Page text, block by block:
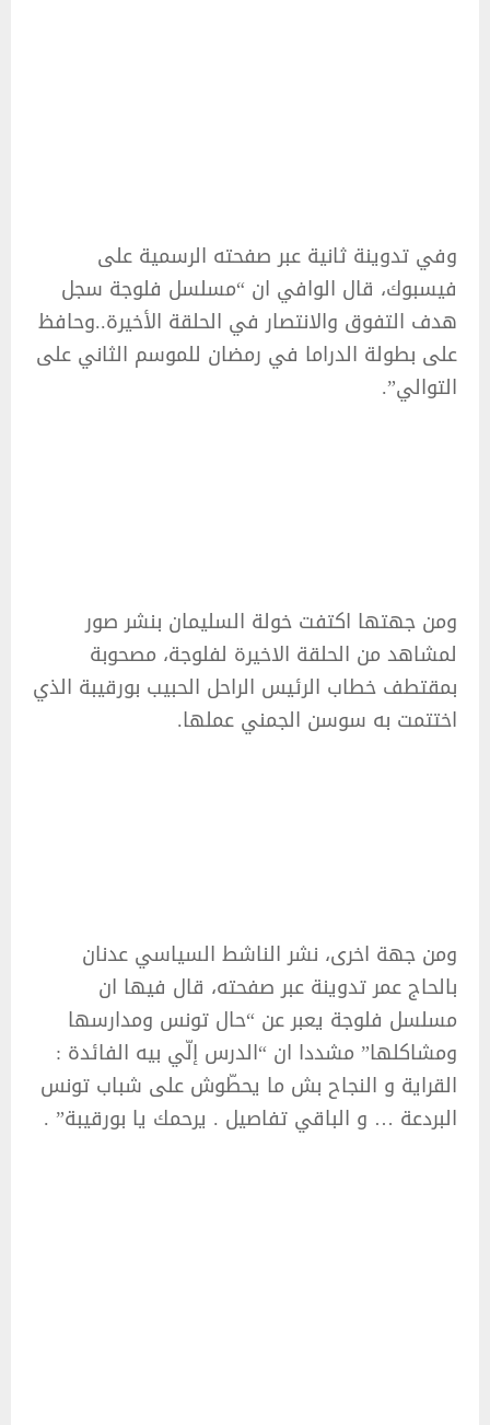
وفي تدوينة ثانية عبر صفحته الرسمية على
فيسبوك، قال الوافي ان “مسلسل فلوجة سجل
هدف التفوق والانتصار في الحلقة الأخيرة..وحافظ
على بطولة الدراما في رمضان للموسم الثاني على
التوالي”.
ومن جهتها اكتفت خولة السليمان بنشر صور
لمشاهد من الحلقة الاخيرة لفلوجة، مصحوبة
بمقتطف خطاب الرئيس الراحل الحبيب بورقيبة الذي
اختتمت به سوسن الجمني عملها.
ومن جهة اخرى، نشر الناشط السياسي عدنان
بالحاج عمر تدوينة عبر صفحته، قال فيها ان
مسلسل فلوجة يعبر عن “حال تونس ومدارسها
ومشاكلها” مشددا ان “الدرس إلّي بيه الفائدة :
القراية و النجاح بش ما يحطّوش على شباب تونس
البردعة … و الباقي تفاصيل . يرحمك يا بورقيبة” .